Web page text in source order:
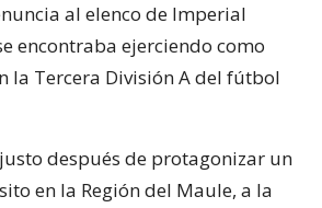
al elenco de Imperial
encontraba ejerciendo como
la Tercera División A del fútbol
después de protagonizar un
en la Región del Maule, a la